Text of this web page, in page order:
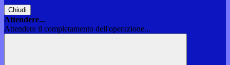
Chiudi
Attendere...
Attendere il completamento dell'operazione...